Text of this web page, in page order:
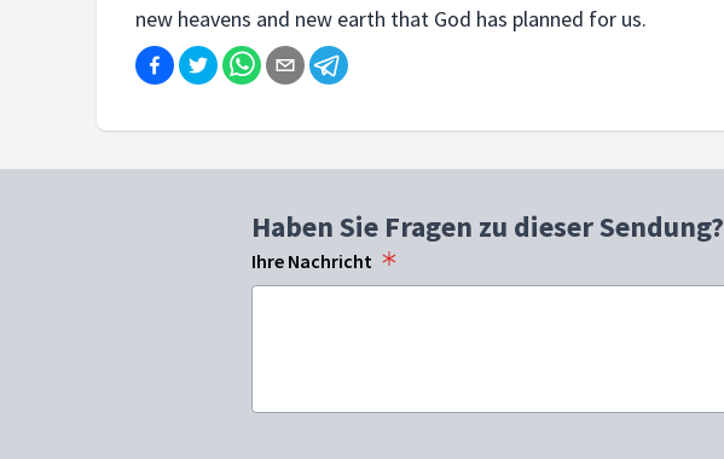
new heavens and new earth that God has planned for us.
Haben Sie Fragen zu dieser Sendung?
Ihre Nachricht